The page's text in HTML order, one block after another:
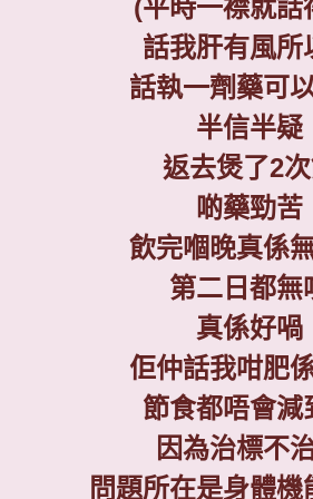
(平時一襟就話
話我肝有風所
話執一劑藥可
半信半疑
返去煲了2
啲藥勁苦
飲完嗰晚真係
第二日都無
真係好喎
佢仲話我咁肥
節食都唔會減
因為治標不
問題所在是身體機